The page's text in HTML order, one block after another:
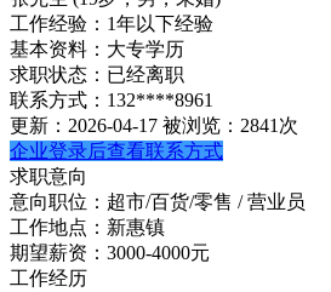
工作经验： 1年以下经验
基本资料： 大专学历
求职状态： 已经离职
联系方式： 132****8961
更新：2026-04-17 被浏览：2841次
企业登录后查看联系方式
求职意向
意向职位： 超市/百货/零售 / 营业员
工作地点： 新惠镇
期望薪资： 3000-4000元
工作经历